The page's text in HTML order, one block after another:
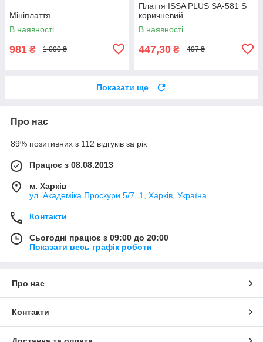
Мініплаття
В наявності
981 ₴ 1 090 ₴
Плаття ISSA PLUS SA-581 S
коричневий
В наявності
447,30 ₴ 497 ₴
Показати ще
Про нас
89% позитивних з 112 відгуків за рік
Працює з 08.08.2013
м. Харків
ул. Академіка Проскури 5/7, 1, Харків, Україна
Контакти
Сьогодні працює з 09:00 до 20:00
Показати весь графік роботи
Про нас
Контакти